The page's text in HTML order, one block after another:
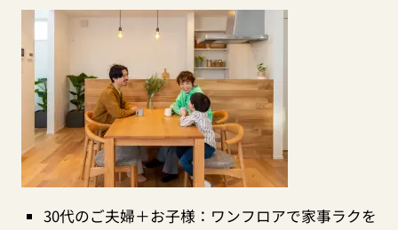
30代のご夫婦＋お子様：ワンフロアで家事ラクを